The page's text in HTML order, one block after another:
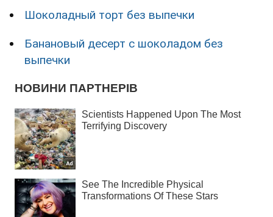
Шоколадный торт без выпечки
Банановый десерт с шоколадом без
выпечки